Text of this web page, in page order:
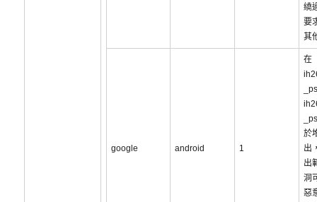
繞
要
其
google android 1
在
於
出
出
洞
惡